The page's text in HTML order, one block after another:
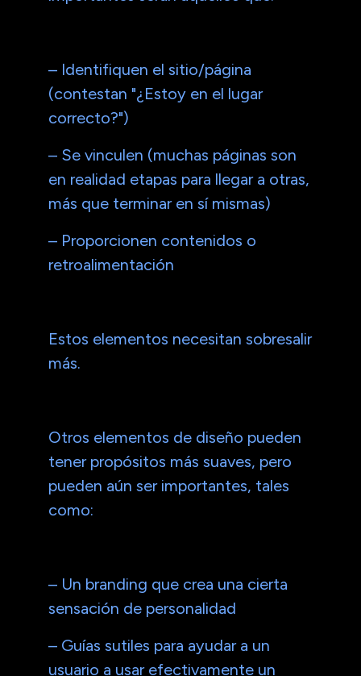
– Identifiquen el sitio/página
(contestan "¿Estoy en el lugar
correcto?")
– Se vinculen (muchas páginas son
en realidad etapas para llegar a otras,
más que terminar en sí mismas)
– Proporcionen contenidos o
retroalimentación
Estos elementos necesitan sobresalir
más.
Otros elementos de diseño pueden
tener propósitos más suaves, pero
pueden aún ser importantes, tales
como:
– Un branding que crea una cierta
sensación de personalidad
– Guías sutiles para ayudar a un
usuario a usar efectivamente un